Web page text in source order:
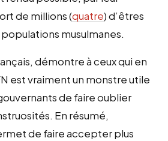
de millions (quatre) d’êtres
musulmanes.
démontre à ceux qui en
est vraiment un monstre utile
de faire oublier
En résumé,
de faire accepter plus